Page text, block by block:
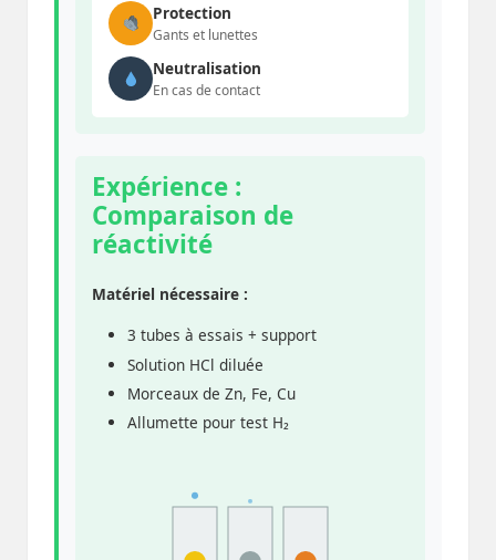
Protection
Gants et lunettes
Neutralisation
En cas de contact
Expérience :
Comparaison de
réactivité
Matériel nécessaire :
3 tubes à essais + support
Solution HCl diluée
Morceaux de Zn, Fe, Cu
Allumette pour test H₂